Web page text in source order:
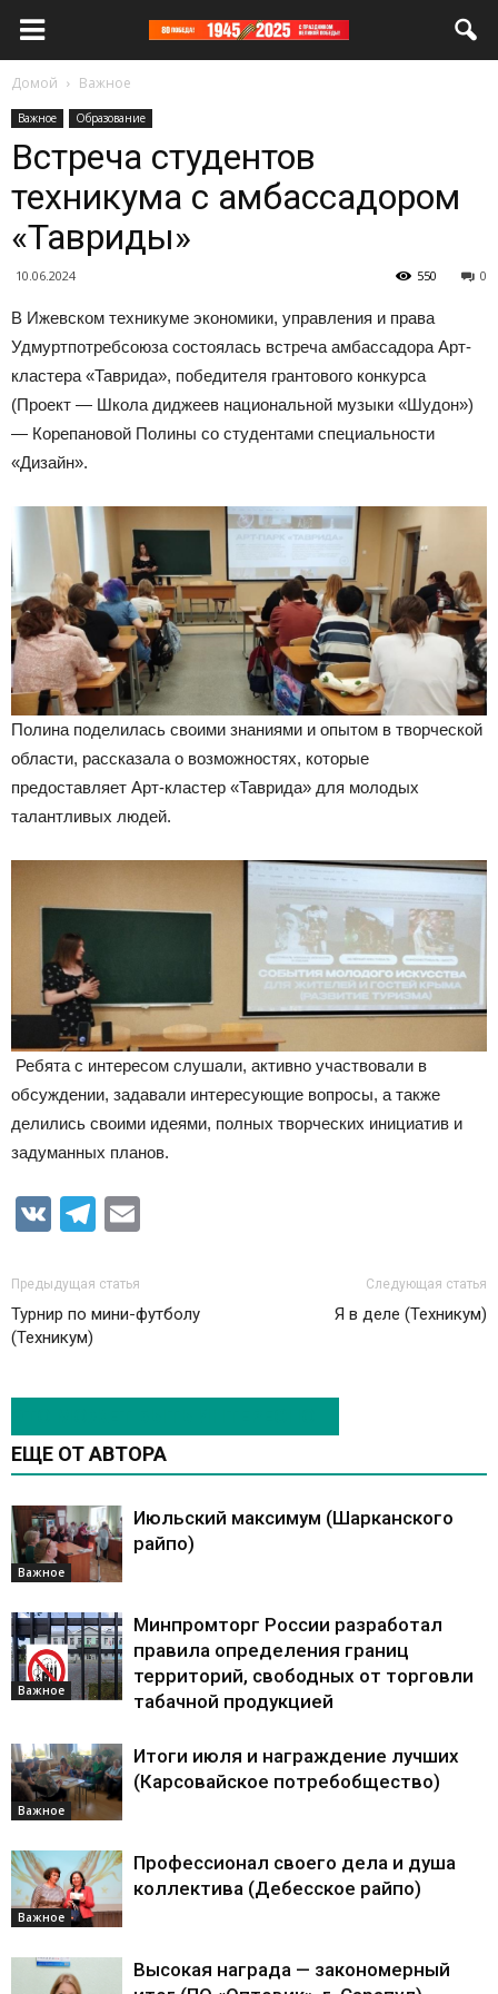
Домой Важное
Важное Образование
Встреча студентов
техникума с амбассадором
«Тавриды»
10.06.2024 0
550
В Ижевском техникуме экономики, управления и права
Удмуртпотребсоюза состоялась встреча амбассадора Арт-
кластера «Таврида», победителя грантового конкурса
(Проект — Школа диджеев национальной музыки «Шудон»)
— Корепановой Полины со студентами специальности
«Дизайн».
Полина поделилась своими знаниями и опытом в творческой
области, рассказала о возможностях, которые
предоставляет Арт-кластер «Таврида» для молодых
талантливых людей.
Ребята с интересом слушали, активно участвовали в
обсуждении, задавали интересующие вопросы, а также
делились своими идеями, полных творческих инициатив и
задуманных планов.
VK Telegram
Предыдущая статья
Турнир по мини-футболу
(Техникум)
Следующая статья
Я в деле (Техникум)
ЕЩЕ ОТ АВТОРА
Важное
Июльский максимум (Шарканского
райпо)
Важное
Минпромторг России разработал
правила определения границ
территорий, свободных от торговли
табачной продукцией
Важное
Итоги июля и награждение лучших
(Карсовайское потребобщество)
Важное
Профессионал своего дела и душа
коллектива (Дебесское райпо)
Высокая награда — закономерный